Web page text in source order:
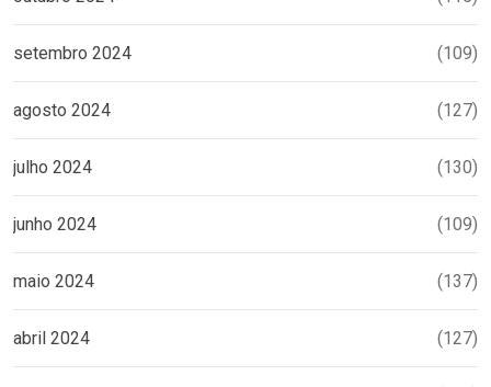
setembro 2024 (109)
agosto 2024 (127)
julho 2024 (130)
junho 2024 (109)
maio 2024 (137)
abril 2024 (127)